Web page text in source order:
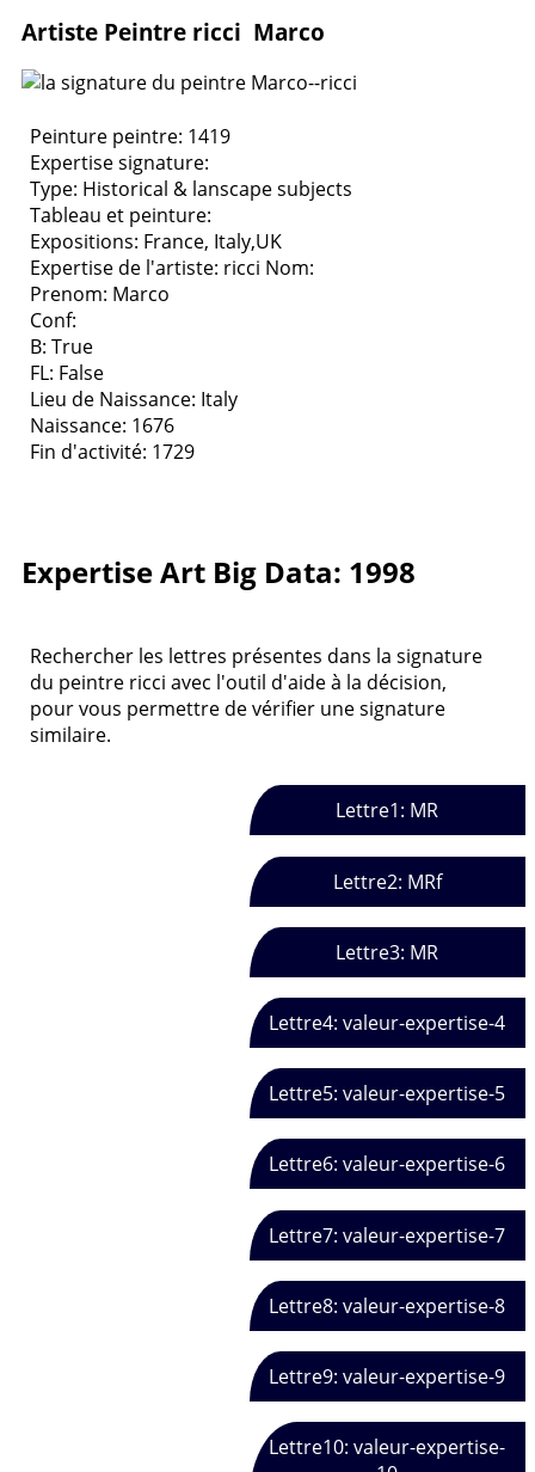
Artiste Peintre ricci Marco
Peinture peintre: 1419
Expertise signature:
Type: Historical & lanscape subjects
Tableau et peinture:
Expositions: France, Italy,UK
Expertise de l'artiste: ricci Nom:
Prenom: Marco
Conf:
B: True
FL: False
Lieu de Naissance: Italy
Naissance: 1676
Fin d'activité: 1729
Expertise Art Big Data: 1998
Rechercher les lettres présentes dans la signature
du peintre ricci avec l'outil d'aide à la décision,
pour vous permettre de vérifier une signature
similaire.
Lettre1: MR
Lettre2: MRf
Lettre3: MR
Lettre4: valeur-expertise-4
Lettre5: valeur-expertise-5
Lettre6: valeur-expertise-6
Lettre7: valeur-expertise-7
Lettre8: valeur-expertise-8
Lettre9: valeur-expertise-9
Lettre10: valeur-expertise-